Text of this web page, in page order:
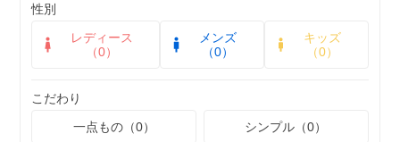
性別
レディース
（0）
メンズ
（0）
キッズ
（0）
こだわり
一点もの（0）
シンプル（0）